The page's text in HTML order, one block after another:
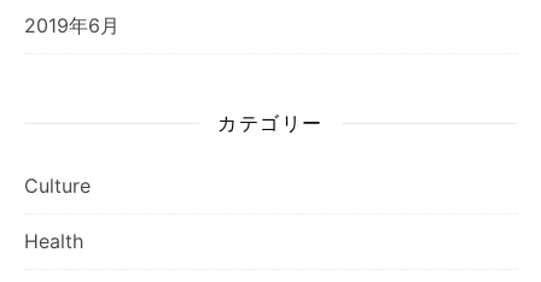
2019年6月
カテゴリー
Culture
Health